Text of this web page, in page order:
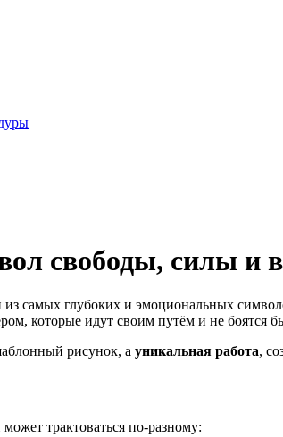
свободы, силы и
самых глубоких и эмоциональных
которые идут своим путём и не боятся
рисунок, а уникальная работа,
трактоваться по-разному: